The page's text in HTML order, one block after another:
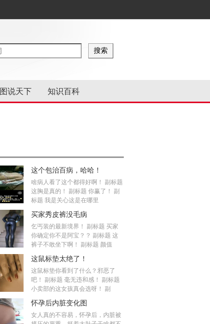
图说天下 知识百科
这个包治百病，哈哈！
啥病人看了这个都得好啊！ 副标题
这胸是真的！ 副标题 你赢了！ 副
标题 我是关心这是在哪里
买家秀皮裤没毛病
乞丐装的最新境界！ 副标题 买家
你确定你不是阿宝？？ 副标题 这
裤子不敢坐下啊！ 副标题 颜值
这鼠标垫太绝了！
这鼠标垫你看到了什么？邪恶了
吧！ 副标题 毫无违和感！ 副标题
小卖部的这女孩真会选呀！ 副
怀孕后内脏变化图
女人真的不容易，怀孕后，内脏被